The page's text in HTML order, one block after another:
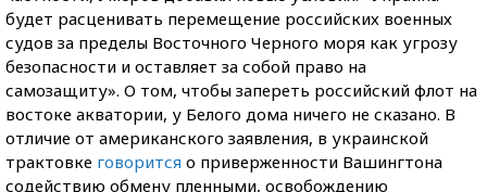
будет расценивать перемещение российских военных
судов за пределы Восточного Черного моря как угрозу
безопасности и оставляет за собой право на
самозащиту». О том, чтобы запереть российский флот на
востоке акватории, у Белого дома ничего не сказано. В
отличие от американского заявления, в украинской
трактовке говорится о приверженности Вашингтона
содействию обмену пленными, освобождению